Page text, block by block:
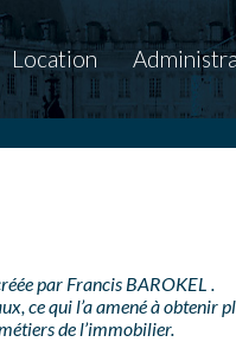
Location
par Francis BAROKEL .
ce qui l’a amené à obtenir
de l’immobilier.